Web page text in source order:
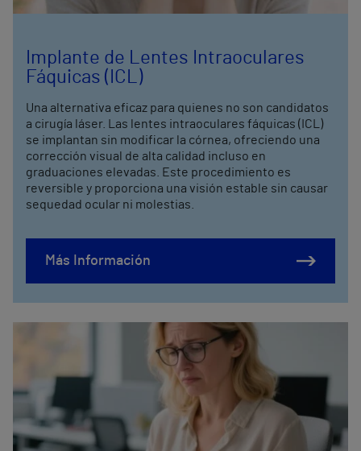
Implante de Lentes Intraoculares
Fáquicas (ICL)
Una alternativa eficaz para quienes no son candidatos
a cirugía láser. Las lentes intraoculares fáquicas (ICL)
se implantan sin modificar la córnea, ofreciendo una
corrección visual de alta calidad incluso en
graduaciones elevadas. Este procedimiento es
reversible y proporciona una visión estable sin causar
sequedad ocular ni molestias.
Más Información